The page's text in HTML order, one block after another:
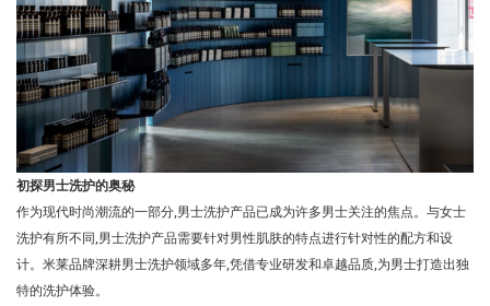
初探男士洗护的奥秘
作为现代时尚潮流的一部分,男士洗护产品已成为许多男士关注的焦点。与女士
洗护有所不同,男士洗护产品需要针对男性肌肤的特点进行针对性的配方和设
计。米莱品牌深耕男士洗护领域多年,凭借专业研发和卓越品质,为男士打造出独
特的洗护体验。